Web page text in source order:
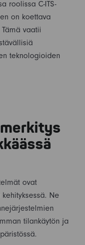
roolissa C-ITS-
on koettava
vaatii
teknologioiden
ovat
Ne
tilankäytön ja